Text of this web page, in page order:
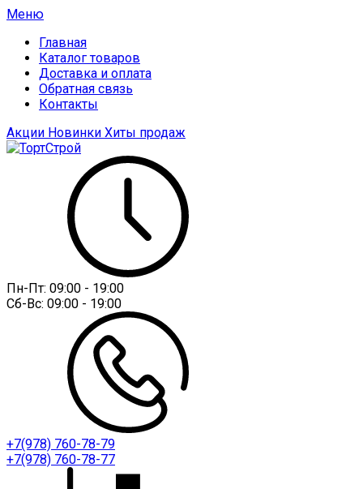
Меню
Главная
Каталог товаров
Доставка и оплата
Обратная связь
Контакты
Акции Новинки Хиты продаж
Пн-Пт: 09:00 - 19:00
Сб-Вс: 09:00 - 19:00
+7(978) 760-78-79
+7(978) 760-78-77